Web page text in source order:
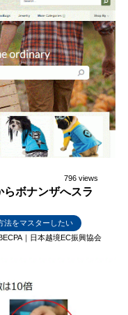
796 views
ボナンザへスラ
法をマスターしたい
｜日本越境EC振興協会